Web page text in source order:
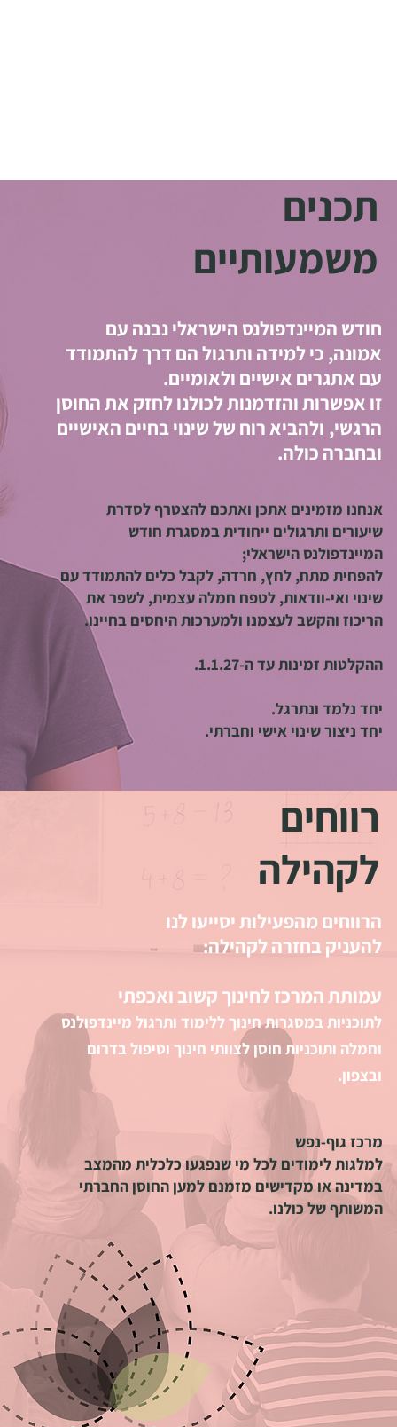
תכנים
משמעותיים
חודש המיינדפולנס הישראלי נבנה עם
אמונה, כי למידה ותרגול הם דרך להתמודד
עם אתגרים אישיים ולאומיים.
זו אפשרות והזדמנות לכולנו לחזק את החוסן
הרגשי, ולהביא רוח של שינוי בחיים האישיים
ובחברה כולה.
אנחנו מזמינים אתכן ואתכם להצטרף לסדרת
שיעורים ותרגולים ייחודית במסגרת חודש
המיינדפולנס הישראלי;
להפחית מתח, לחץ, חרדה, לקבל כלים להתמודד עם
שינוי ואי-וודאות, לטפח חמלה עצמית, לשפר את
הריכוז והקשב לעצמנו ולמערכות היחסים בחיינו.
ההקלטות זמינות עד ה-1.1.27​.
יחד נלמד ונתרגל.
יחד ניצור שינוי אישי וחברתי.
רווחים
לקהילה
הרווחים מהפעילות יסייעו לנו
להעניק בחזרה לקהילה:
עמותת המרכז לחינוך קשוב ואכפתי
לתוכניות במסגרות חינוך ללימוד ותרגול מיינדפולנס
וחמלה ותוכניות חוסן לצוותי חינוך וטיפול בדרום
ובצפון.
מרכז גוף-נפש
למלגות לימודים לכל מי שנפגעו כלכלית מהמצב
במדינהאומקדישים מזמנם למען החוסן החברתי
המשותף של כולנו.